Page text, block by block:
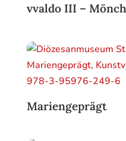
vvaldo III –
Mariengeprägt